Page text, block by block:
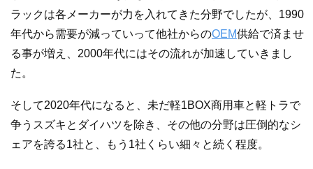
ラックは各メーカーが力を入れてきた分野でしたが、1990
年代から需要が減っていって他社からのOEM供給で済ませ
る事が増え、2000年代にはその流れが加速していきまし
た。
そして2020年代になると、未だ軽1BOX商用車と軽トラで
争うスズキとダイハツを除き、その他の分野は圧倒的なシ
ェアを誇る1社と、もう1社くらい細々と続く程度。